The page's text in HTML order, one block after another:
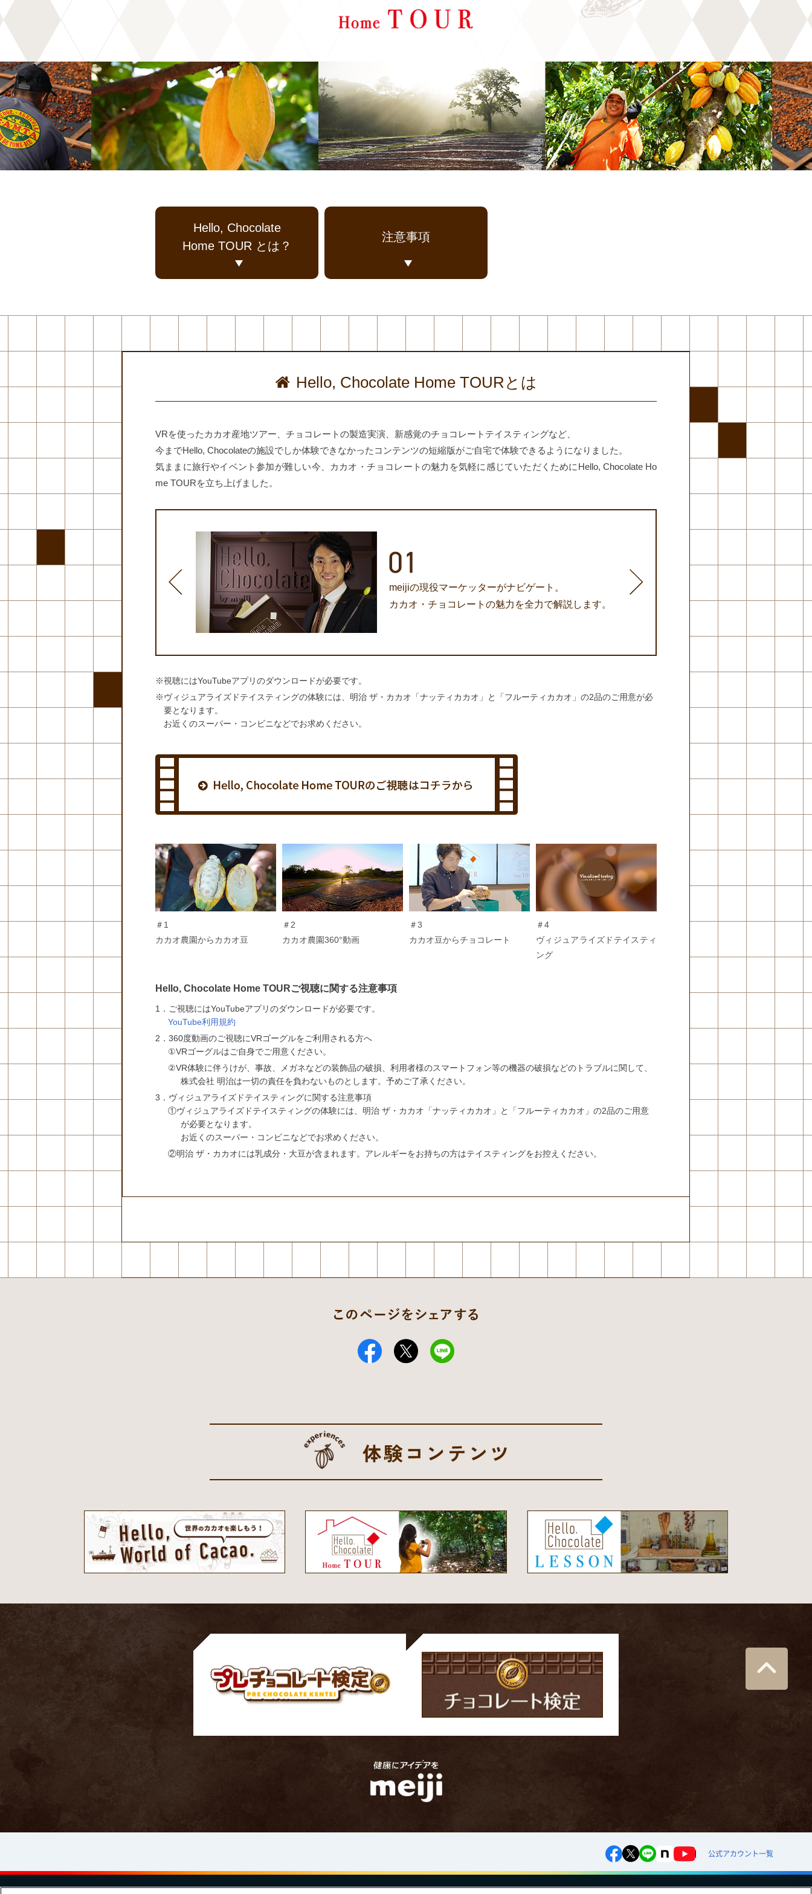
Hello, Chocolate
Home TOUR とは？
注意事項
Hello, Chocolate Home TOURとは
VRを使ったカカオ産地ツアー、チョコレートの製造実演、新感覚のチョコレートテイスティングなど、
今までHello, Chocolateの施設でしか体験できなかったコンテンツの短縮版がご自宅で体験できるようになりました。
気ままに旅行やイベント参加が難しい今、カカオ・チョコレートの魅力を気軽に感じていただくためにHello, Chocolate Ho
me TOURを立ち上げました。
楽とともにチョコレートの香味を愉しむ新
レートはご自身で購入いただく必要がござ
meijiの現役マーケッターがナビゲート。
カカオ・チョコレートの魅力を全力で解説します。
※視聴にはYouTubeアプリのダウンロードが必要です。
※ヴィジュアライズドテイスティングの体験には、明治 ザ・カカオ「ナッティカカオ」と「フルーティカカオ」の2品のご用意が必
要となります。
お近くのスーパー・コンビニなどでお求めください。
＃1
カカオ農園からカカオ豆
＃2
カカオ農園360°動画
＃3
カカオ豆からチョコレート
＃4
ヴィジュアライズドテイスティ
ング
Hello, Chocolate Home TOURご視聴に関する注意事項
1．ご視聴にはYouTubeアプリのダウンロードが必要です。
YouTube利用規約
2．360度動画のご視聴にVRゴーグルをご利用される方へ
①VRゴーグルはご自身でご用意ください。
②VR体験に伴うけが、事故、メガネなどの装飾品の破損、利用者様のスマートフォン等の機器の破損などのトラブルに関して、
株式会社 明治は一切の責任を負わないものとします。予めご了承ください。
3．ヴィジュアライズドテイスティングに関する注意事項
①ヴィジュアライズドテイスティングの体験には、明治 ザ・カカオ「ナッティカカオ」と「フルーティカカオ」の2品のご用意
が必要となります。
お近くのスーパー・コンビニなどでお求めください。
②明治 ザ・カカオには乳成分・大豆が含まれます。アレルギーをお持ちの方はテイスティングをお控えください。
公式アカウント一覧